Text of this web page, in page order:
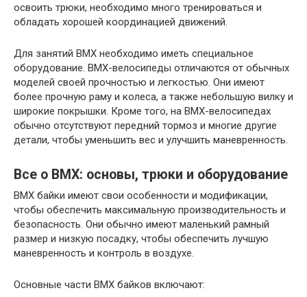
освоить трюки, необходимо много тренироваться и
обладать хорошей координацией движений.
Для занятий ВМХ необходимо иметь специальное
оборудование. ВМХ-велосипеды отличаются от обычных
моделей своей прочностью и легкостью. Они имеют
более прочную раму и колеса, а также небольшую вилку и
широкие покрышки. Кроме того, на ВМХ-велосипедах
обычно отсутствуют передний тормоз и многие другие
детали, чтобы уменьшить вес и улучшить маневренность.
Все о ВМХ: основы, трюки и оборудование
ВМХ байки имеют свои особенности и модификации,
чтобы обеспечить максимальную производительность и
безопасность. Они обычно имеют маленький рамный
размер и низкую посадку, чтобы обеспечить лучшую
маневренность и контроль в воздухе.
Основные части ВМХ байков включают: